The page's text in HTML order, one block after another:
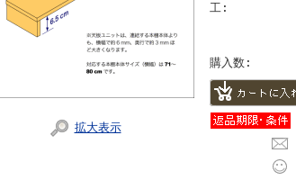
拡大表示
工:
購入数: